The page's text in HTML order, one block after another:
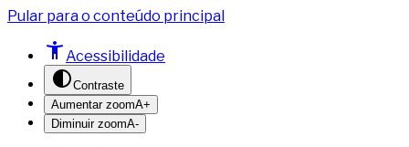
Pular para o conteúdo principal
Acessibilidade
Contraste
Aumentar zoomA+
Diminuir zoomA-